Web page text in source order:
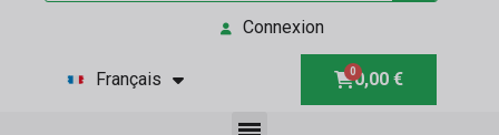
Connexion
Français 0,00 €